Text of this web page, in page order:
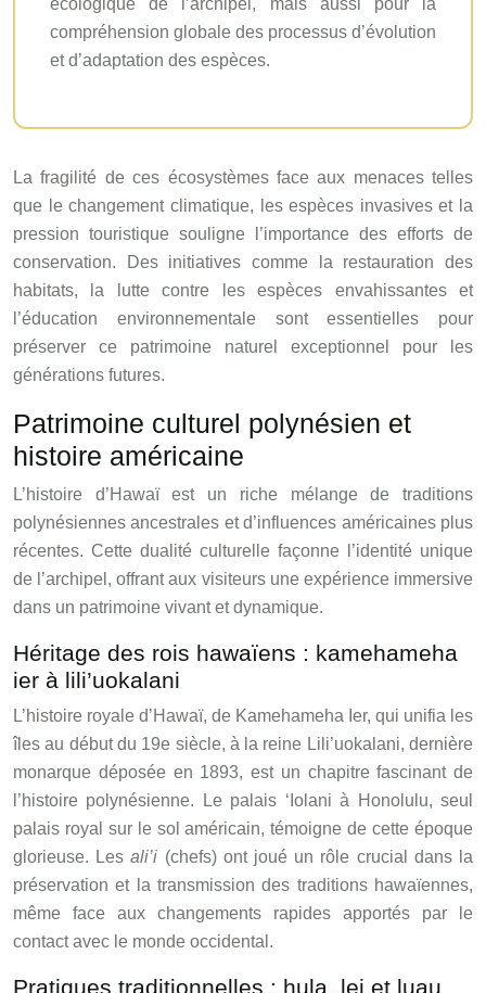
écologique de l’archipel, mais aussi pour la
compréhension globale des processus d’évolution
et d’adaptation des espèces.
La fragilité de ces écosystèmes face aux menaces telles
que le changement climatique, les espèces invasives et la
pression touristique souligne l’importance des efforts de
conservation. Des initiatives comme la restauration des
habitats, la lutte contre les espèces envahissantes et
l’éducation environnementale sont essentielles pour
préserver ce patrimoine naturel exceptionnel pour les
générations futures.
Patrimoine culturel polynésien et
histoire américaine
L’histoire d’Hawaï est un riche mélange de traditions
polynésiennes ancestrales et d’influences américaines plus
récentes. Cette dualité culturelle façonne l’identité unique
de l’archipel, offrant aux visiteurs une expérience immersive
dans un patrimoine vivant et dynamique.
Héritage des rois hawaïens : kamehameha
ier à lili’uokalani
L’histoire royale d’Hawaï, de Kamehameha Ier, qui unifia les
îles au début du 19e siècle, à la reine Lili’uokalani, dernière
monarque déposée en 1893, est un chapitre fascinant de
l’histoire polynésienne. Le palais ‘Iolani à Honolulu, seul
palais royal sur le sol américain, témoigne de cette époque
glorieuse. Lesali’i (chefs) ont joué un rôle crucial dans la
préservation et la transmission des traditions hawaïennes,
même face aux changements rapides apportés par le
contact avec le monde occidental.
Pratiques traditionnelles : hula, lei et luau